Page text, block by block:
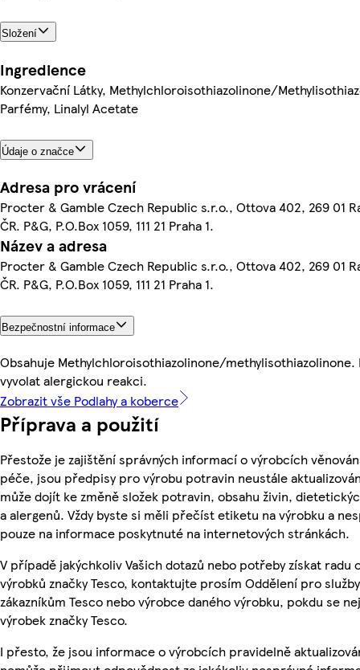
Složení
Ingredience
Konzervační Látky, Methylchloroisothiazolinone/
Parfémy, Linalyl Acetate
Údaje o značce
Adresa pro vrácení
Procter & Gamble Czech Republic s.r.o., Ottova 402, 269 01
ČR. P&G, P.O.Box 1059, 111 21 Praha 1.
Název a adresa
Procter & Gamble Czech Republic s.r.o., Ottova 402, 269 01
ČR. P&G, P.O.Box 1059, 111 21 Praha 1.
Bezpečnostní informace
Obsahuje Methylchloroisothiazolinone/methylisothiazolinone.
vyvolat alergickou reakci.
Zobrazit vše Podlahy a koberce
Příprava a použití
Přestože je zajištění správných informací o výrobcích
péče, jsou předpisy pro výrobu potravin neustále
může dojít ke změně složek potravin, obsahu živin,
a alergenů. Vždy byste si měli přečíst etiketu na výrobku a
pouze na informace poskytnuté na internetových stránkách.
V případě jakýchkoliv Vašich dotazů nebo potřeby získat radu
výrobků značky Tesco, kontaktujte prosím Oddělení pro služby
zákazníkům Tesco nebo výrobce daného výrobku, pokdu se
výrobek značky Tesco.
I přesto, že jsou informace o výrobcích pravidelně